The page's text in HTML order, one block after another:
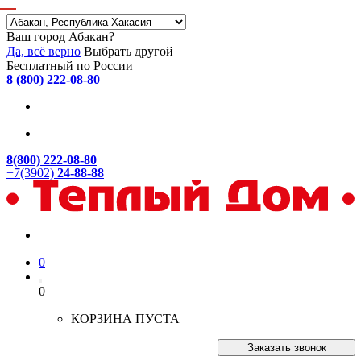
Ваш город Абакан?
Да, всё верно Выбрать другой
Бесплатный по России
8 (800) 222-08-80
8(800) 222-08-80
+7(3902) 24-88-88
0
0
КОРЗИНА ПУСТА
Заказать звонок